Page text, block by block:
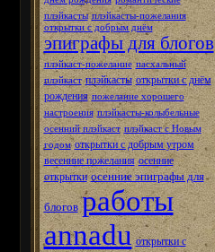
плэйкасты плэйкасты-пожелания
открытки с добрым днём
эпиграфы для блогов
плэйкаст-пожелание пасхальный
плэйкаст плэйкасты открытки с днём
рождения пожелание хорошего
настроения плэйкасты-колыбельные
осенний плэйкаст плэйкаст с Новым
годом открытки с добрым утром
весенние пожелания осенние
открытки осенние эпиграфы для
блогов работы
annadu открытки с